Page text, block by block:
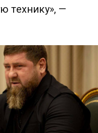
технику», —